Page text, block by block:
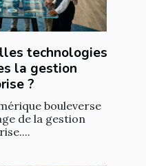
technologies
la gestion
?
bouleverse
de la gestion